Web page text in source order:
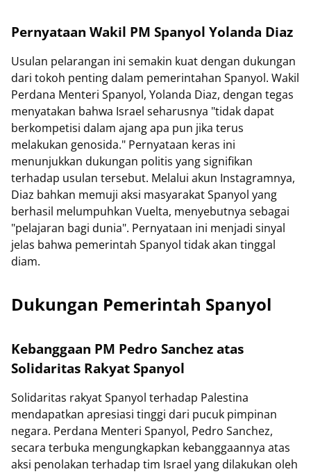
Pernyataan Wakil PM Spanyol Yolanda Diaz
Usulan pelarangan ini semakin kuat dengan dukungan
dari tokoh penting dalam pemerintahan Spanyol. Wakil
Perdana Menteri Spanyol, Yolanda Diaz, dengan tegas
menyatakan bahwa Israel seharusnya "tidak dapat
berkompetisi dalam ajang apa pun jika terus
melakukan genosida." Pernyataan keras ini
menunjukkan dukungan politis yang signifikan
terhadap usulan tersebut. Melalui akun Instagramnya,
Diaz bahkan memuji aksi masyarakat Spanyol yang
berhasil melumpuhkan Vuelta, menyebutnya sebagai
"pelajaran bagi dunia". Pernyataan ini menjadi sinyal
jelas bahwa pemerintah Spanyol tidak akan tinggal
diam.
Dukungan Pemerintah Spanyol
Kebanggaan PM Pedro Sanchez atas
Solidaritas Rakyat Spanyol
Solidaritas rakyat Spanyol terhadap Palestina
mendapatkan apresiasi tinggi dari pucuk pimpinan
negara. Perdana Menteri Spanyol, Pedro Sanchez,
secara terbuka mengungkapkan kebanggaannya atas
aksi penolakan terhadap tim Israel yang dilakukan oleh